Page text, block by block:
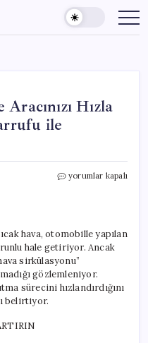
Hızla
ile
Sıcak
Serinletin:
Yakıt
Tasarrufu
ile
Buzdolabı
yorumlar kapalı
hava, otomobille yapılan
hale getiriyor. Ancak
sirkülasyonu”
gözlemleniyor.
sürecini hızlandırdığını
belirtiyor.